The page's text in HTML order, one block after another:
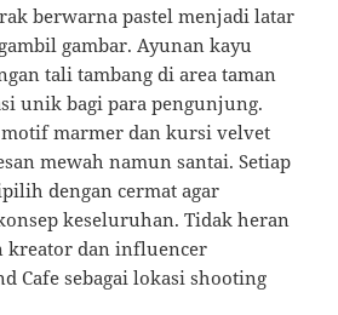
berwarna pastel menjadi latar
gambar. Ayunan kayu
tali tambang di area taman
unik bagi para pengunjung.
motif marmer dan kursi velvet
mewah namun santai. Setiap
dengan cermat agar
keseluruhan. Tidak heran
kreator dan influencer
Cafe sebagai lokasi shooting